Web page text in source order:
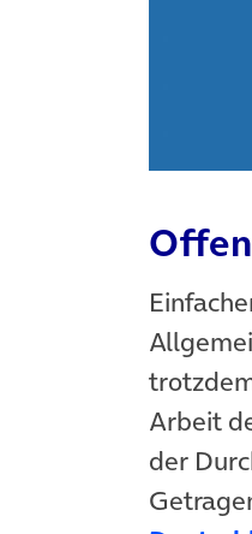
Arbeit
der